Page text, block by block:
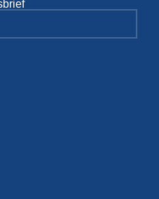
al snel uit bijvoegmortelof
vloeren
draait het om
ondergronden en andere
en duurzaamheid.
verder afgewerkt moet
niet alleen naar de